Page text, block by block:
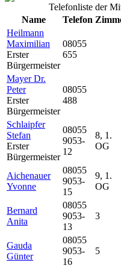
Telefonliste der
Name
Telefon
Heilmann
Maximilian
Erster
Bürgermeister
08055
655
Mayer Dr.
Peter
Erster
Bürgermeister
08055
488
Schlaipfer
Stefan
Erster
Bürgermeister
08055
9053-
12
8, 1.
OG
Aichenauer
Yvonne
08055
9053-
15
9, 1.
OG
Bernard
Anita
08055
9053-
13
3
Gauda
Günter
08055
9053-
16
5